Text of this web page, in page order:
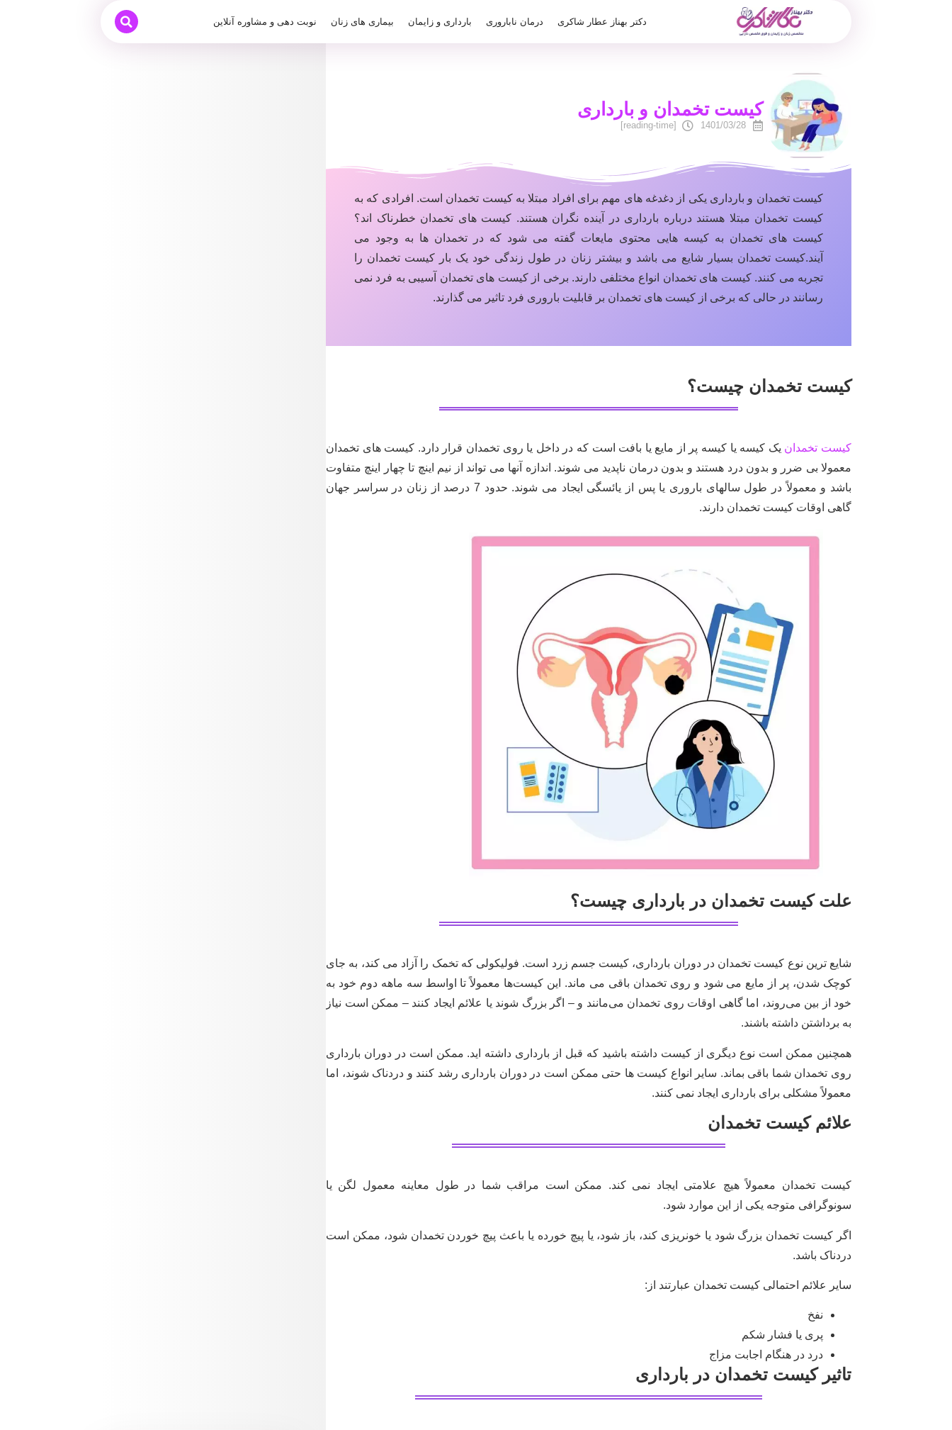
دکتر بهناز عطار شاکری درمان ناباروری بارداری و زایمان بیماری های زنان نوبت دهی و مشاوره آنلاین
کیست تخمدان و بارداری
1401/03/28
[reading-time]
کیست تخمدان و بارداری یکی از دغدغه های مهم برای افراد مبتلا به کیست تخمدان است. افرادی که به
کیست تخمدان مبتلا هستند درباره بارداری در آینده نگران هستند. کیست های تخمدان خطرناک اند؟
کیست های تخمدان به کیسه هایی محتوی مایعات گفته می شود که در تخمدان ها به وجود می
آیند.کیست تخمدان بسیار شایع می باشد و بیشتر زنان در طول زندگی خود یک بار کیست تخمدان را
تجربه می کنند. کیست های تخمدان انواع مختلفی دارند. برخی از کیست های تخمدان آسیبی به فرد نمی
رسانند در حالی که برخی از کیست های تخمدان بر قابلیت باروری فرد تاثیر می گذارند.
کیست تخمدان چیست؟
کیست تخمدان یک کیسه یا کیسه پر از مایع یا بافت است که در داخل یا روی تخمدان قرار دارد. کیست های تخمدان
معمولا بی ضرر و بدون درد هستند و بدون درمان ناپدید می شوند. اندازه آنها می تواند از نیم اینچ تا چهار اینچ متفاوت
باشد و معمولاً در طول سالهای باروری یا پس از یائسگی ایجاد می شوند. حدود 7 درصد از زنان در سراسر جهان
گاهی اوقات کیست تخمدان دارند.
علت کیست تخمدان در بارداری چیست؟
شایع ترین نوع کیست تخمدان در دوران بارداری، کیست جسم زرد است. فولیکولی که تخمک را آزاد می کند، به جای
کوچک شدن، پر از مایع می شود و روی تخمدان باقی می ماند. این کیست‌ها معمولاً تا اواسط سه ماهه دوم خود به
خود از بین می‌روند، اما گاهی اوقات روی تخمدان می‌مانند و – اگر بزرگ شوند یا علائم ایجاد کنند – ممکن است نیاز
به برداشتن داشته باشند.
همچنین ممکن است نوع دیگری از کیست داشته باشید که قبل از بارداری داشته اید. ممکن است در دوران بارداری
روی تخمدان شما باقی بماند. سایر انواع کیست ها حتی ممکن است در دوران بارداری رشد کنند و دردناک شوند، اما
معمولاً مشکلی برای بارداری ایجاد نمی کنند.
علائم کیست تخمدان
کیست تخمدان معمولاً هیچ علامتی ایجاد نمی کند. ممکن است مراقب شما در طول معاینه معمول لگن یا
سونوگرافی متوجه یکی از این موارد شود.
اگر کیست تخمدان بزرگ شود یا خونریزی کند، باز شود، یا پیچ خورده یا باعث پیچ خوردن تخمدان شود، ممکن است
دردناک باشد.
سایر علائم احتمالی کیست تخمدان عبارتند از:
نفخ
پری یا فشار شکم
درد در هنگام اجابت مزاج
تاثیر کیست تخمدان در بارداری